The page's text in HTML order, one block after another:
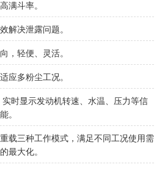
满斗率。
解决泄露问题。
，轻便、灵活。
应多粉尘工况。
时显示发动机转速、水温、压力等信
。
载三种工作模式，满足不同工况使用需
最大化。